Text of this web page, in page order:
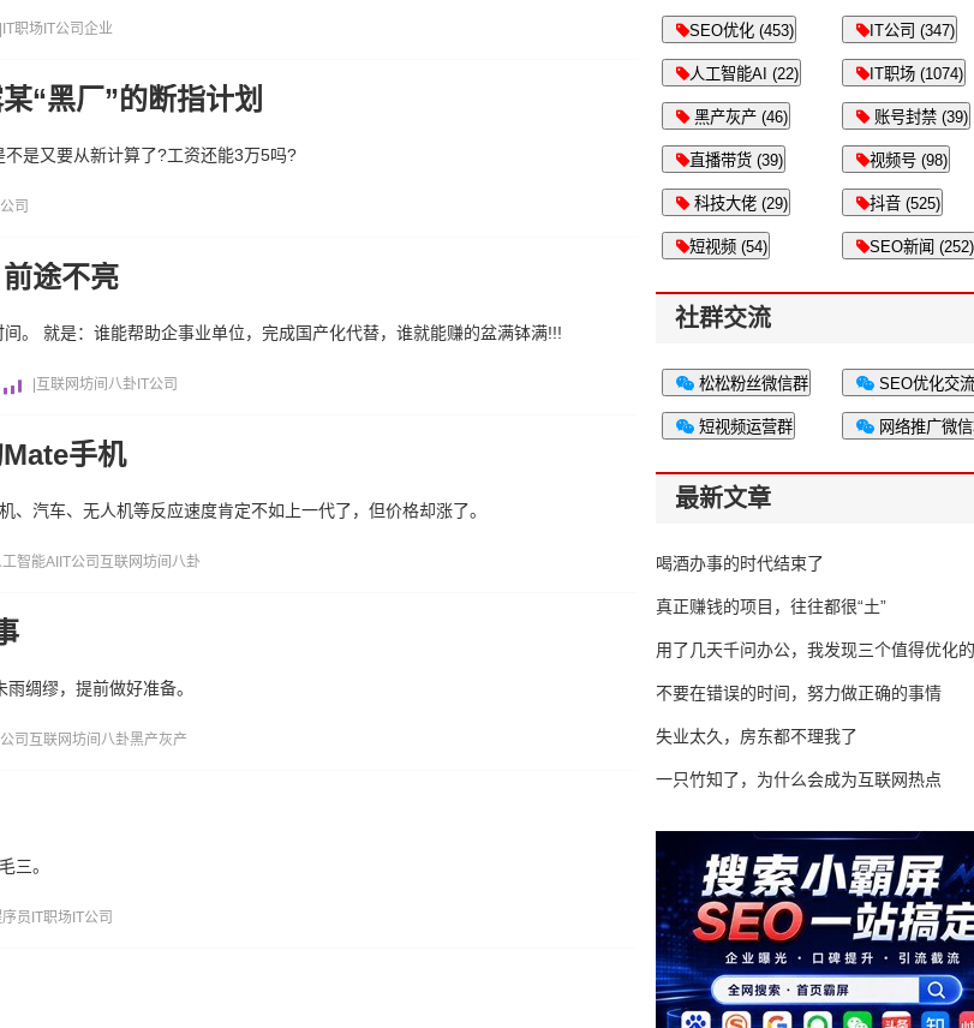
IT职场 IT公司 企业
“黑厂”的断指计划
是又要从新计算了?工资还能3万5吗?
司
途不亮
。 就是：谁能帮助企事业单位，完成国产化代替，谁就能赚的盆满钵满!!!
互联网坊间八卦 IT公司
手机
、汽车、无人机等反应速度肯定不如上一代了，但价格却涨了。
工智能AI IT公司 互联网坊间八卦
绸缪，提前做好准备。
司 互联网坊间八卦黑产灰产
三。
员 IT职场 IT公司
SEO优化 (453) IT公司 (347)
人工智能AI (22) IT职场 (1074)
黑产灰产 (46) 账号封禁 (39)
直播带货 (39) 视频号 (98)
科技大佬 (29) 抖音 (525)
短视频 (54) SEO新闻 (252)
社群交流
松松粉丝微信群 SEO优化交
短视频运营群 网络推广微
最新文章
喝酒办事的时代结束了
真正赚钱的项目，往往都很“土”
用了几天千问办公，我发现三个值得优化
不要在错误的时间，努力做正确的事情
失业太久，房东都不理我了
一只竹知了，为什么会成为互联网热点